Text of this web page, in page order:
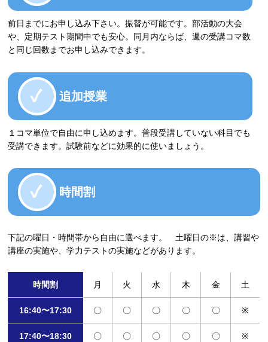
前日までにお申し込み下さい。振替が可能です。部活動の大会
や、定期テスト期間中でも安心。同月内ならば、週の受講コマ数
と同じ回数までお申し込みできます。
追加授業
１コマ単位で自由に申し込めます。普段受講していない科目でも
受講できます。試験前などに効果的に使いましょう。
時間割
下記の曜日・時間帯から自由に選べます。 土曜日の※は、講習や
講座の実施や、学力テストの実施などがあります。
時間割 月 火 水 木 金 土
16:40〜17:30 〇 〇 〇 〇 〇 ※
17:40〜18:30 〇 〇 〇 〇 〇 ※